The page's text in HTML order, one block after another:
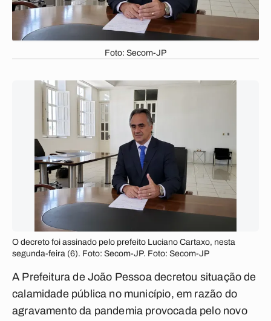
Foto: Secom-JP
O decreto foi assinado pelo prefeito Luciano Cartaxo, nesta
segunda-feira (6). Foto: Secom-JP. Foto: Secom-JP
A Prefeitura de João Pessoa decretou situação de
calamidade pública no município, em razão do
agravamento da pandemia provocada pelo novo